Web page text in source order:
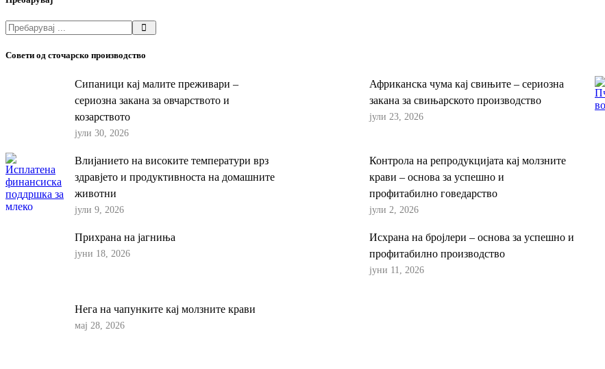
Совети од сточарско производство
Сипаници кај малите преживари –
сериозна закана за овчарството и
козарството
јули 30, 2026
Африканска чума кај свињите – сериозна
закана за свињарското производство
јули 23, 2026
Влијанието на високите температури врз
здравјето и продуктивноста на домашните
животни
јули 9, 2026
Контрола на репродукцијата кај молзните
крави – основа за успешно и
профитабилно говедарство
јули 2, 2026
Прихрана на јагниња
јуни 18, 2026
Исхрана на бројлери – основа за успешно и
профитабилно производство
јуни 11, 2026
Нега на чапунките кај молзните крави
мај 28, 2026